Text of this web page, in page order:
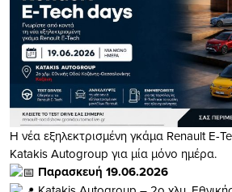
Η νέα εξηλεκτρισμένη γκάμα Renault E-
Katakis Autogroup για μία μόνο ημέρα.
Παρασκευή 19.06.2026